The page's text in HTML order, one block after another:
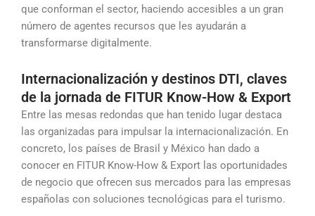
que conforman el sector, haciendo accesibles a un gran
número de agentes recursos que les ayudarán a
transformarse digitalmente.
Internacionalización y destinos DTI, claves
de la jornada de FITUR Know-How & Export
Entre las mesas redondas que han tenido lugar destaca
las organizadas para impulsar la internacionalización. En
concreto, los países de Brasil y México han dado a
conocer en FITUR Know-How & Export las oportunidades
de negocio que ofrecen sus mercados para las empresas
españolas con soluciones tecnológicas para el turismo.